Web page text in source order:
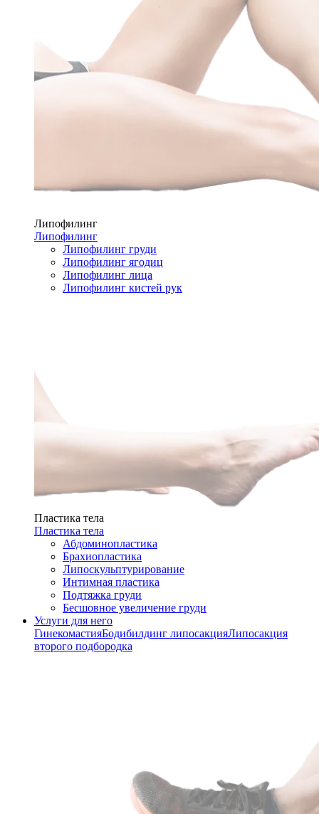
Липофилинг
Липофилинг
Липофилинг груди
Липофилинг ягодиц
Липофилинг лица
Липофилинг кистей рук
Пластика тела
Пластика тела
Абдоминопластика
Брахиопластика
Липоскульптурирование
Интимная пластика
Подтяжка груди
Бесшовное увеличение груди
Услуги для него
ГинекомастияБодибилдинг липосакцияЛипосакция
второго подбородка